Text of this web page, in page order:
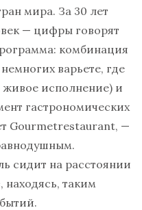
мира. За 30 лет
— цифры говорят
комбинация
варьете, где
живое исполнение) и
гастрономических
Gourmetrestaurant, —
сидит на расстоянии
находясь, таким